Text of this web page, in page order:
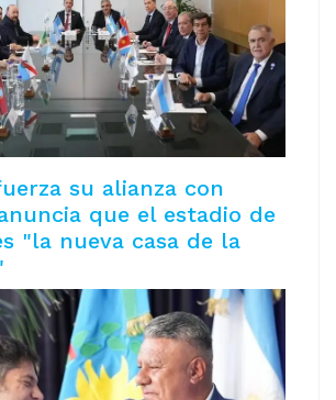
su alianza con
que el estadio de
"la nueva casa de la